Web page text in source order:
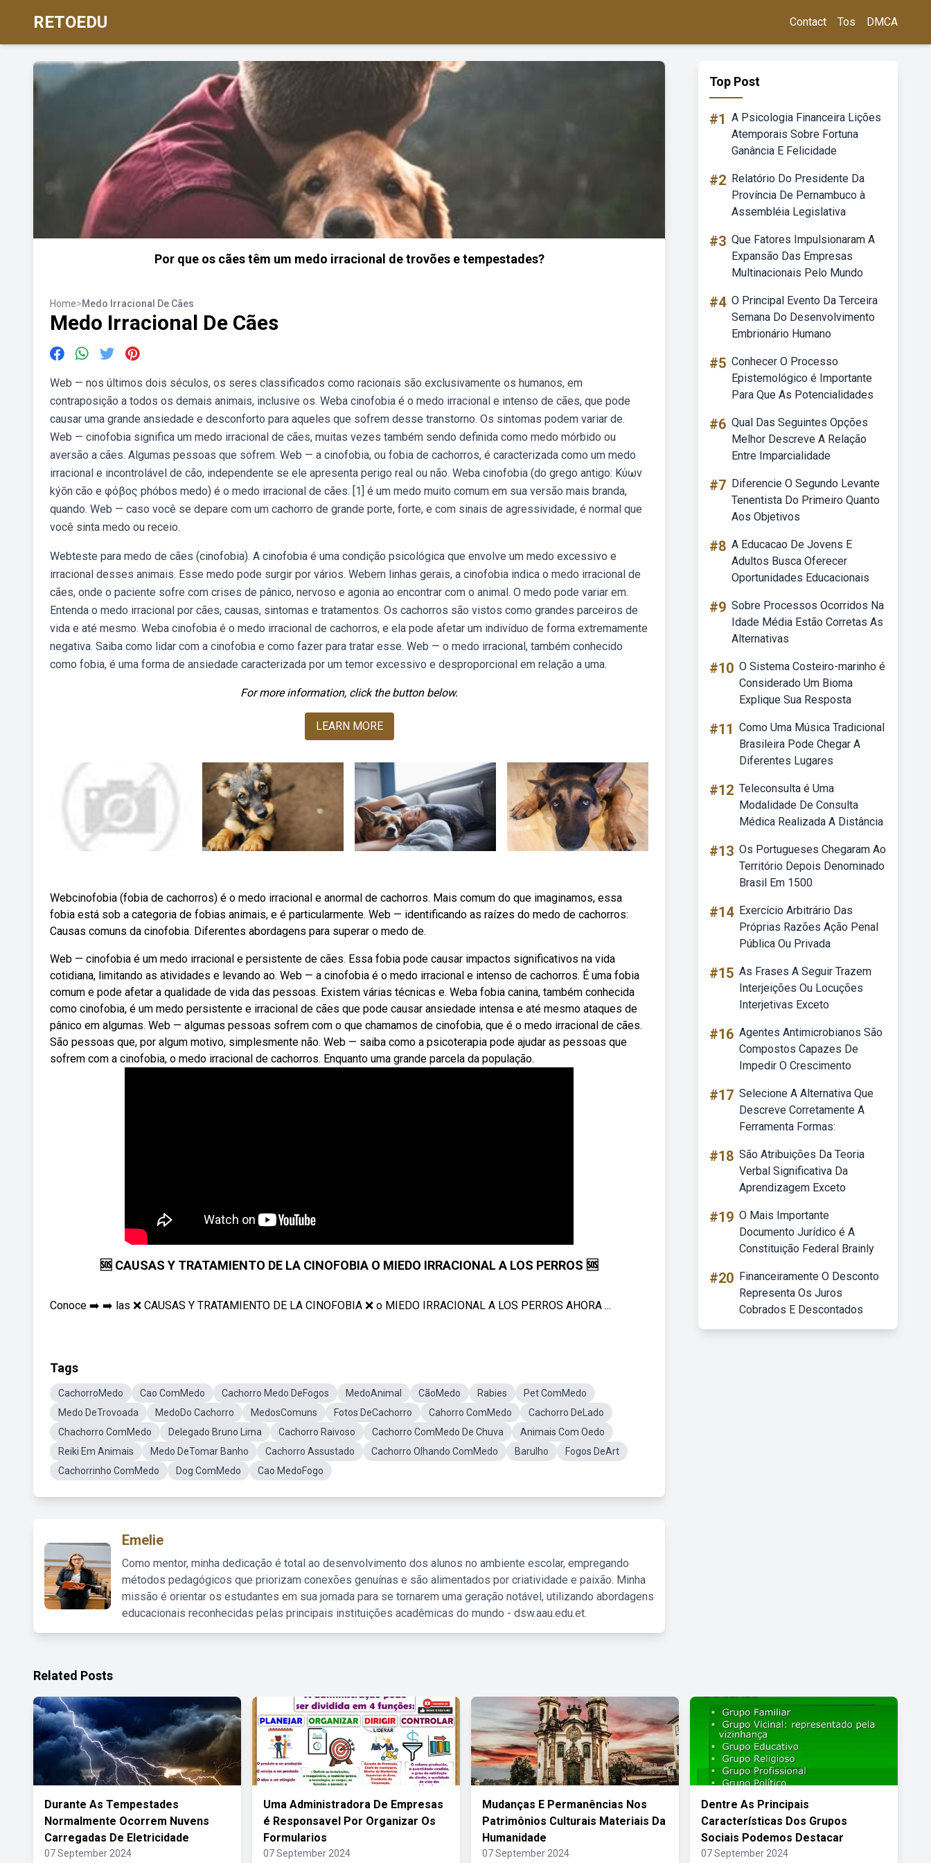
RETOEDU Contact Tos DMCA
Por que os cães têm um medo irracional de trovões e tempestades?
Home>Medo Irracional De Cães
Medo Irracional De Cães
Web — nos últimos dois séculos, os seres classificados como racionais são exclusivamente os humanos, em
contraposição a todos os demais animais, inclusive os. Weba cinofobia é o medo irracional e intenso de cães, que pode
causar uma grande ansiedade e desconforto para aqueles que sofrem desse transtorno. Os sintomas podem variar de.
Web — cinofobia significa um medo irracional de cães, muitas vezes também sendo definida como medo mórbido ou
aversão a cães. Algumas pessoas que sofrem. Web — a cinofobia, ou fobia de cachorros, é caracterizada como um medo
irracional e incontrolável de cão, independente se ele apresenta perigo real ou não. Weba cinofobia (do grego antigo: Κύων
kýōn cão e φόβος phóbos medo) é o medo irracional de cães. [1] é um medo muito comum em sua versão mais branda,
quando. Web — caso você se depare com um cachorro de grande porte, forte, e com sinais de agressividade, é normal que
você sinta medo ou receio.
Webteste para medo de cães (cinofobia). A cinofobia é uma condição psicológica que envolve um medo excessivo e
irracional desses animais. Esse medo pode surgir por vários. Webem linhas gerais, a cinofobia indica o medo irracional de
cães, onde o paciente sofre com crises de pânico, nervoso e agonia ao encontrar com o animal. O medo pode variar em.
Entenda o medo irracional por cães, causas, sintomas e tratamentos. Os cachorros são vistos como grandes parceiros de
vida e até mesmo. Weba cinofobia é o medo irracional de cachorros, e ela pode afetar um indivíduo de forma extremamente
negativa. Saiba como lidar com a cinofobia e como fazer para tratar esse. Web — o medo irracional, também conhecido
como fobia, é uma forma de ansiedade caracterizada por um temor excessivo e desproporcional em relação a uma.
For more information, click the button below.
LEARN MORE
Webcinofobia (fobia de cachorros) é o medo irracional e anormal de cachorros. Mais comum do que imaginamos, essa
fobia está sob a categoria de fobias animais, e é particularmente. Web — identificando as raízes do medo de cachorros:
Causas comuns da cinofobia. Diferentes abordagens para superar o medo de.
Web — cinofobia é um medo irracional e persistente de cães. Essa fobia pode causar impactos significativos na vida
cotidiana, limitando as atividades e levando ao. Web — a cinofobia é o medo irracional e intenso de cachorros. É uma fobia
comum e pode afetar a qualidade de vida das pessoas. Existem várias técnicas e. Weba fobia canina, também conhecida
como cinofobia, é um medo persistente e irracional de cães que pode causar ansiedade intensa e até mesmo ataques de
pânico em algumas. Web — algumas pessoas sofrem com o que chamamos de cinofobia, que é o medo irracional de cães.
São pessoas que, por algum motivo, simplesmente não. Web — saiba como a psicoterapia pode ajudar as pessoas que
sofrem com a cinofobia, o medo irracional de cachorros. Enquanto uma grande parcela da população.
🆘 CAUSAS Y TRATAMIENTO DE LA CINOFOBIA O MIEDO IRRACIONAL A LOS PERROS 🆘
Conoce ➡️ ➡️ las ❌ CAUSAS Y TRATAMIENTO DE LA CINOFOBIA ❌ o MIEDO IRRACIONAL A LOS PERROS AHORA ...
Tags
CachorroMedo Cao ComMedo Cachorro Medo DeFogos MedoAnimal CãoMedo Rabies
Pet ComMedo
Medo DeTrovoada
MedoDo Cachorro MedosComuns Fotos DeCachorro Cahorro ComMedo
Cachorro DeLado
Chachorro ComMedo
Delegado Bruno Lima Cachorro Raivoso Cachorro ComMedo De Chuva
Animais Com Oedo
Reiki Em Animais
Medo DeTomar Banho Cachorro Assustado Cachorro Olhando ComMedo Barulho
Fogos DeArt
Cachorrinho ComMedo
Dog ComMedo Cao MedoFogo
Emelie
Como mentor, minha dedicação é total ao desenvolvimento dos alunos no ambiente escolar, empregando
métodos pedagógicos que priorizam conexões genuínas e são alimentados por criatividade e paixão. Minha
missão é orientar os estudantes em sua jornada para se tornarem uma geração notável, utilizando abordagens
educacionais reconhecidas pelas principais instituições acadêmicas do mundo - dsw.aau.edu.et.
Top Post
#1 A Psicologia Financeira Lições
Atemporais Sobre Fortuna
Ganância E Felicidade
#2 Relatório Do Presidente Da
Província De Pernambuco à
Assembléia Legislativa
#3 Que Fatores Impulsionaram A
Expansão Das Empresas
Multinacionais Pelo Mundo
#4 O Principal Evento Da Terceira
Semana Do Desenvolvimento
Embrionário Humano
#5 Conhecer O Processo
Epistemológico é Importante
Para Que As Potencialidades
#6 Qual Das Seguintes Opções
Melhor Descreve A Relação
Entre Imparcialidade
#7 Diferencie O Segundo Levante
Tenentista Do Primeiro Quanto
Aos Objetivos
#8 A Educacao De Jovens E
Adultos Busca Oferecer
Oportunidades Educacionais
#9 Sobre Processos Ocorridos Na
Idade Média Estão Corretas As
Alternativas
#10 O Sistema Costeiro-marinho é
Considerado Um Bioma
Explique Sua Resposta
#11 Como Uma Música Tradicional
Brasileira Pode Chegar A
Diferentes Lugares
#12 Teleconsulta é Uma
Modalidade De Consulta
Médica Realizada A Distância
#13 Os Portugueses Chegaram Ao
Território Depois Denominado
Brasil Em 1500
#14 Exercício Arbitrário Das
Próprias Razões Ação Penal
Pública Ou Privada
#15 As Frases A Seguir Trazem
Interjeições Ou Locuções
Interjetivas Exceto
#16 Agentes Antimicrobianos São
Compostos Capazes De
Impedir O Crescimento
#17 Selecione A Alternativa Que
Descreve Corretamente A
Ferramenta Formas:
#18 São Atribuições Da Teoria
Verbal Significativa Da
Aprendizagem Exceto
#19 O Mais Importante
Documento Jurídico é A
Constituição Federal Brainly
#20 Financeiramente O Desconto
Representa Os Juros
Cobrados E Descontados
Related Posts
Durante As Tempestades
Normalmente Ocorrem Nuvens
Carregadas De Eletricidade
07 September 2024
Uma Administradora De Empresas
é Responsavel Por Organizar Os
Formularios
07 September 2024
Mudanças E Permanências Nos
Patrimônios Culturais Materiais Da
Humanidade
07 September 2024
Dentre As Principais
Características Dos Grupos
Sociais Podemos Destacar
07 September 2024